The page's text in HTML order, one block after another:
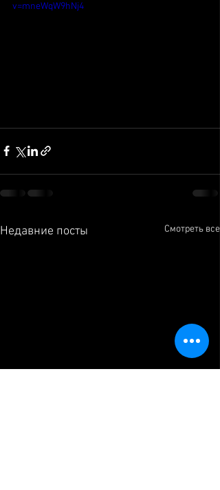
v=mneWqW9hNj4
Недавние посты Смотреть все